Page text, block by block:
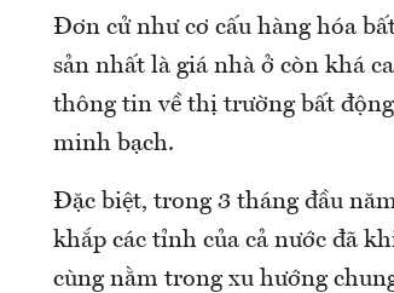
Đơn cử như cơ cấu hàng hóa
sản nhất là giá nhà ở còn khá
thông tin về thị trường bất
minh bạch.
Đặc biệt, trong 3 tháng đầu
khắp các tỉnh của cả nước đã
cùng nằm trong xu hướng